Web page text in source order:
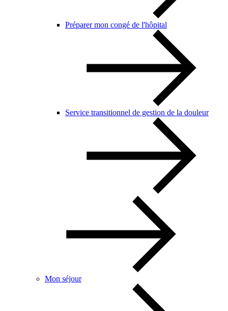
Préparer mon congé de l'hôpital
Service transitionnel de gestion de la douleur
Mon séjour